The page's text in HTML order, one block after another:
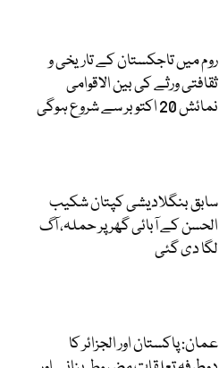
روم میں تاجکستان کے تاریخی و
ثقافتی ورثے کی بین الاقوامی
نمائش 20 اکتوبر سے شروع ہوگی
سابق بنگلادیشی کپتان شکیب
الحسن کے آبائی گھر پر حملہ، آگ
لگا دی گئی
عمان: پاکستان اور الجزائر کا